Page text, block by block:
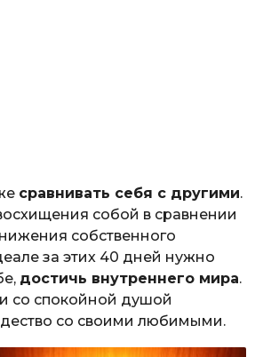
сравнивать себя с другими.
собой в сравнении
собственного
за этих 40 дней нужно
достичь внутреннего мира.
со спокойной душой
со своими любимыми.